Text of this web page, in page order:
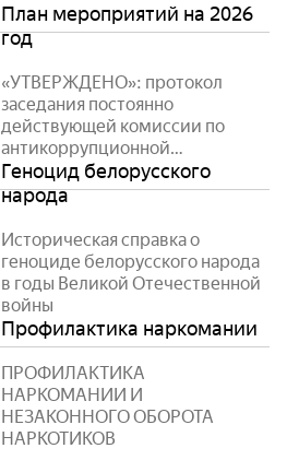
План мероприятий на 2026
год
«УТВЕРЖДЕНО»: протокол
заседания постоянно
действующей комиссии по
антикоррупционной
деятельности в ГУ «ЦЕНТР
КУЛЬТУРЫ «ВИТЕБСК» от 23
Геноцид белорусского
народа
Историческая справка о
геноциде белорусского народа
в годы Великой Отечественной
войны
Профилактика наркомании
ПРОФИЛАКТИКА
НАРКОМАНИИ И
НЕЗАКОННОГО ОБОРОТА
НАРКОТИКОВ